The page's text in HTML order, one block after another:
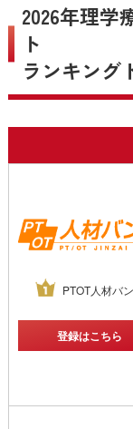
2026年理学
ト
ランキング
PTOT人材バ
登録はこちら